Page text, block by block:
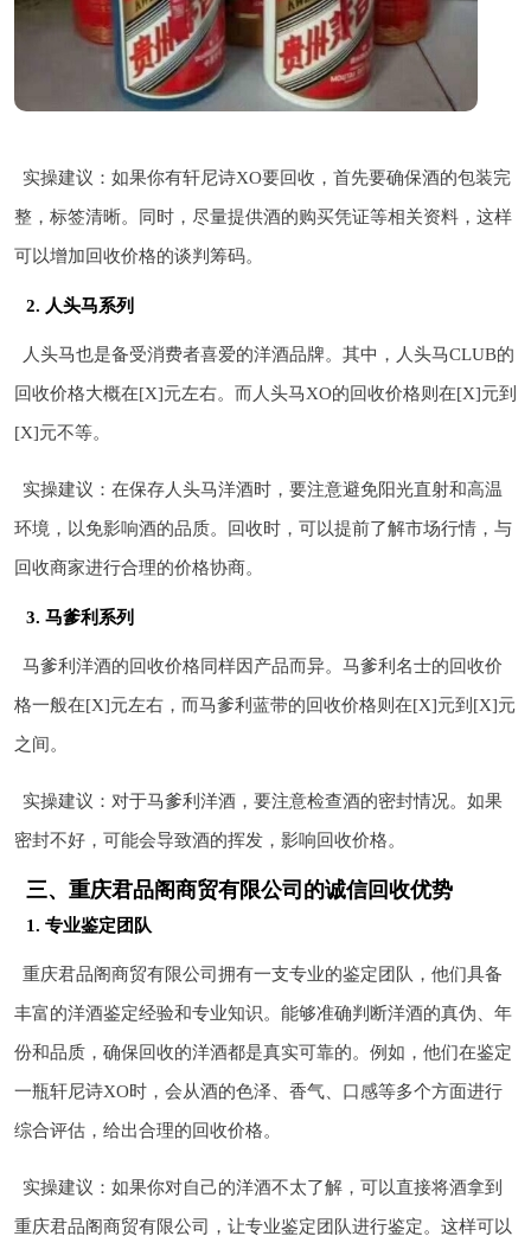
实操建议：如果你有轩尼诗XO要回收，首先要确保酒的包装完
整，标签清晰。同时，尽量提供酒的购买凭证等相关资料，这样
可以增加回收价格的谈判筹码。
2. 人头马系列
人头马也是备受消费者喜爱的洋酒品牌。其中，人头马CLUB的
回收价格大概在[X]元左右。而人头马XO的回收价格则在[X]元到
[X]元不等。
实操建议：在保存人头马洋酒时，要注意避免阳光直射和高温
环境，以免影响酒的品质。回收时，可以提前了解市场行情，与
回收商家进行合理的价格协商。
3. 马爹利系列
马爹利洋酒的回收价格同样因产品而异。马爹利名士的回收价
格一般在[X]元左右，而马爹利蓝带的回收价格则在[X]元到[X]元
之间。
实操建议：对于马爹利洋酒，要注意检查酒的密封情况。如果
密封不好，可能会导致酒的挥发，影响回收价格。
三、重庆君品阁商贸有限公司的诚信回收优势
1. 专业鉴定团队
重庆君品阁商贸有限公司拥有一支专业的鉴定团队，他们具备
丰富的洋酒鉴定经验和专业知识。能够准确判断洋酒的真伪、年
份和品质，确保回收的洋酒都是真实可靠的。例如，他们在鉴定
一瓶轩尼诗XO时，会从酒的色泽、香气、口感等多个方面进行
综合评估，给出合理的回收价格。
实操建议：如果你对自己的洋酒不太了解，可以直接将酒拿到
重庆君品阁商贸有限公司，让专业鉴定团队进行鉴定。这样可以